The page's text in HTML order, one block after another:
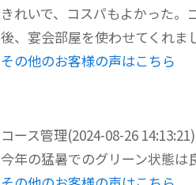
きれいで、コスパもよかった
後、宴会部屋を使わせてくれま
その他のお客様の声はこちら
コース管理(2024-08-26 14:13:21)
今年の猛暑でのグリーン状態は